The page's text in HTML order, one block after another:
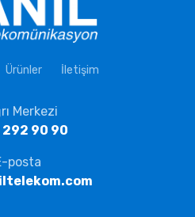
Ürünler İletişim
Merkezi
292 90 90
posta